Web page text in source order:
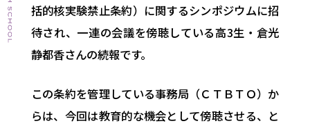
括的核実験禁止条約）に関するシンポジウムに招
待され、一連の会議を傍聴している高3生・倉光
静都香さんの続報です。
この条約を管理している事務局（ＣＴＢＴＯ）か
らは、今回は教育的な機会として傍聴させる、と